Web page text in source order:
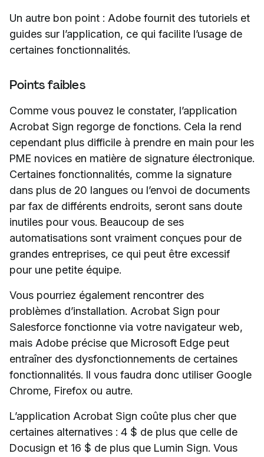
Un autre bon point : Adobe fournit des tutoriels et
guides sur l’application, ce qui facilite l’usage de
certaines fonctionnalités.
Points faibles
Comme vous pouvez le constater, l’application
Acrobat Sign regorge de fonctions. Cela la rend
cependant plus difficile à prendre en main pour les
PME novices en matière de signature électronique.
Certaines fonctionnalités, comme la signature
dans plus de 20 langues ou l’envoi de documents
par fax de différents endroits, seront sans doute
inutiles pour vous. Beaucoup de ses
automatisations sont vraiment conçues pour de
grandes entreprises, ce qui peut être excessif
pour une petite équipe.
Vous pourriez également rencontrer des
problèmes d’installation. Acrobat Sign pour
Salesforce fonctionne via votre navigateur web,
mais Adobe précise que Microsoft Edge peut
entraîner des dysfonctionnements de certaines
fonctionnalités. Il vous faudra donc utiliser Google
Chrome, Firefox ou autre.
L’application Acrobat Sign coûte plus cher que
certaines alternatives : 4 $ de plus que celle de
Docusign et 16 $ de plus que Lumin Sign. Vous